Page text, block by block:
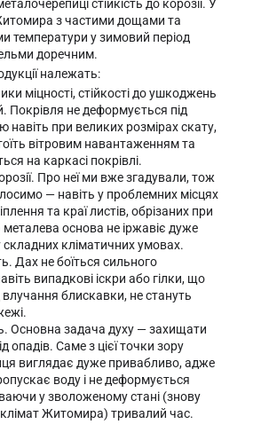
стійкість до корозії. У
з частими дощами та
температури у зимовий період
доречним.
належать:
міцності, стійкості до ушкоджень
Покрівля не деформується під
навіть при великих розмірах скату,
вітровим навантаженням та
на каркасі покрівлі.
Про неї ми вже згадували, тож
— навіть у проблемних місцях
та краї листів, обрізаних при
металева основа не іржавіє дуже
складних кліматичних умовах.
Дах не боїться сильного
випадкові іскри або гілки, що
влучання блискавки, не стануть
Основна задача духу — захищати
опадів. Саме з цієї точки зору
виглядає дуже привабливо, адже
воду і не деформується
у зволоженому стані (знову
Житомира) тривалий час.